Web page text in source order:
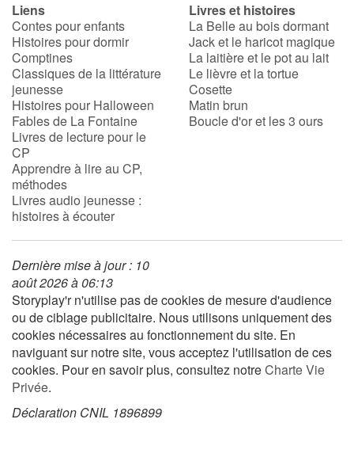
Apprendre à lire
Livre audio
Activités et ateliers
Apprendre les langues
Dyslexie, troubles de la lecture
Nos listes de lecture
Les plus lus
Coups de coeur
Liens
Contes pour enfants
Histoires pour dormir
Comptines
Classiques de la littérature
jeunesse
Histoires pour Halloween
Fables de La Fontaine
Livres de lecture pour le
CP
Apprendre à lire au CP,
méthodes
Livres audio jeunesse :
histoires à écouter
Livres et histoires
La Belle au bois dormant
Jack et le haricot magique
La laitière et le pot au lait
Le lièvre et la tortue
Cosette
Matin brun
Boucle d'or et les 3 ours
Dernière mise à jour : 10
août 2026 à 06:13
Storyplay'r n'utilise pas de cookies de mesure d'audience
ou de ciblage publicitaire. Nous utilisons uniquement des
cookies nécessaires au fonctionnement du site. En
naviguant sur notre site, vous acceptez l'utilisation de ces
cookies. Pour en savoir plus, consultez notreCharte Vie
Privée.
Déclaration CNIL 1896899